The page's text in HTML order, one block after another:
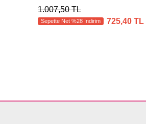
1.007,50 TL
Sepette Net %28 İndirim 725,40 TL